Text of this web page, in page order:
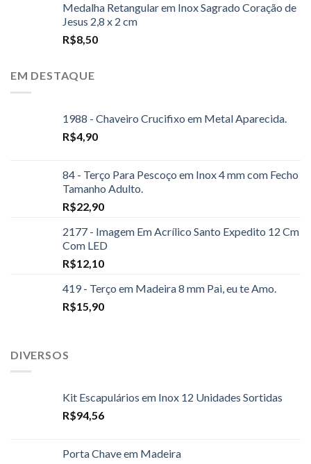
Medalha Retangular em Inox Sagrado Coração de
Jesus 2,8 x 2 cm
R$8,50
EM DESTAQUE
1988 - Chaveiro Crucifixo em Metal Aparecida.
R$4,90
84 - Terço Para Pescoço em Inox 4 mm com Fecho
Tamanho Adulto.
R$22,90
2177 - Imagem Em Acrílico Santo Expedito 12 Cm
Com LED
R$12,10
419 - Terço em Madeira 8 mm Pai, eu te Amo.
R$15,90
DIVERSOS
Kit Escapulários em Inox 12 Unidades Sortidas
R$94,56
Porta Chave em Madeira